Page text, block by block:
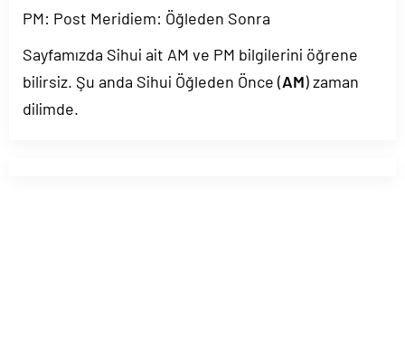
PM: Post Meridiem: Öğleden Sonra
Sayfamızda Sihui ait AM ve PM bilgilerini öğrene
bilirsiz. Şu anda Sihui Öğleden Önce (AM) zaman
dilimde.